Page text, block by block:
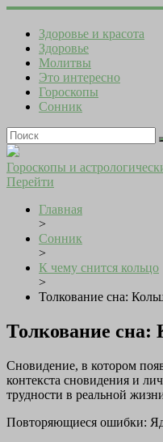
Здоровье и красота
Здоровье
Молитвы
Это интересно
Гороскопы
Сонник
Гороскопы и
Перейти
Главная
>
Сонник
>
К чему снится кольцо
>
Толкование сна:
Толкование сна:
Сновидение, в котором
контекста сновидения и
трудности в реальной
Повторяющиеся ошибки: